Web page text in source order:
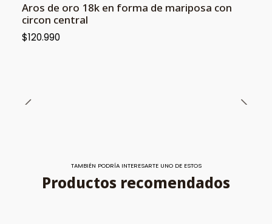
Aros de oro 18k en forma de mariposa con
circon central
$120.990
TAMBIÉN PODRÍA INTERESARTE UNO DE ESTOS
Productos recomendados